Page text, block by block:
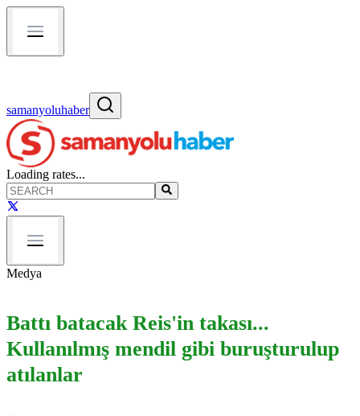
samanyoluhaber
Loading rates...
Medya
Battı batacak Reis'in takası...
Kullanılmış mendil gibi buruşturulup
atılanlar